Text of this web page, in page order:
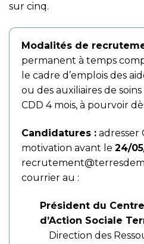
sur cinq.
Modalités de
permanent à temps
le cadre d’emplois des
ou des auxiliaires de soins
CDD 4 mois, à pourvoir
Candidatures : adresser
motivation avant le 24/
courrier au :
Président du
d’Action Sociale
Direction des